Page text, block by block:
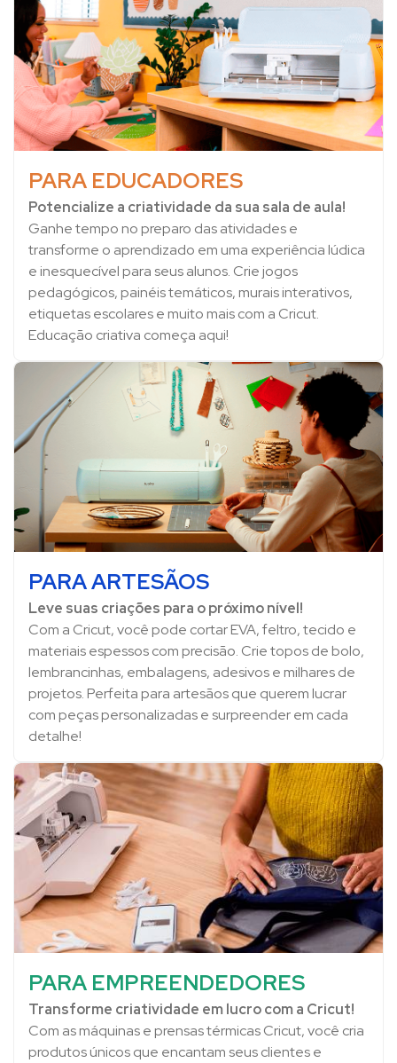
PARA EDUCADORES
Potencialize a criatividade da sua sala de aula!
Ganhe tempo no preparo das atividades e
transforme o aprendizado em uma experiência lúdica
e inesquecível para seus alunos. Crie jogos
pedagógicos, painéis temáticos, murais interativos,
etiquetas escolares e muito mais com a Cricut.
Educação criativa começa aqui!
PARA ARTESÃOS
Leve suas criações para o próximo nível!
Com a Cricut, você pode cortar EVA, feltro, tecido e
materiais espessos com precisão. Crie topos de bolo,
lembrancinhas, embalagens, adesivos e milhares de
projetos. Perfeita para artesãos que querem lucrar
com peças personalizadas e surpreender em cada
detalhe!
PARA EMPREENDEDORES
Transforme criatividade em lucro com a Cricut!
Com as máquinas e prensas térmicas Cricut, você cria
produtos únicos que encantam seus clientes e